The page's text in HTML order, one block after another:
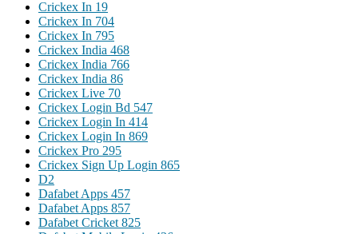
Crickex In 19
Crickex In 704
Crickex In 795
Crickex India 468
Crickex India 766
Crickex India 86
Crickex Live 70
Crickex Login Bd 547
Crickex Login In 414
Crickex Login In 869
Crickex Pro 295
Crickex Sign Up Login 865
D2
Dafabet Apps 457
Dafabet Apps 857
Dafabet Cricket 825